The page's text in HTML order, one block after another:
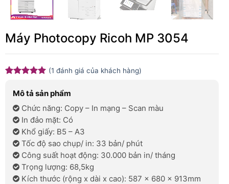
Máy Photocopy Ricoh MP 3054
dựa trên
đánh giá
(1 đánh giá của khách hàng)
Mô tả sản phẩm
Chức năng: Copy – In mạng – Scan màu
In đảo mặt: Có
Khổ giấy: B5 – A3
Tốc độ sao chụp/ in: 33 bản/ phút
Công suất hoạt động: 30.000 bản in/ tháng
Trọng lượng: 68,5kg
Kích thước (rộng x dài x cao): 587 x 680 x 913mm